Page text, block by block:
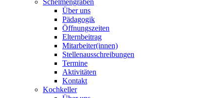
Über uns
Pädagogik
Öffnungszeiten
Elternbeitrag
Mitarbeiter(innen)
Stellenausschreibungen
Termine
Aktivitäten
Kontakt
Kochkeller